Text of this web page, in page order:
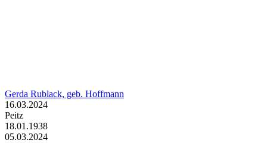
Gerda Rublack, geb. Hoffmann
16.03.2024
Peitz
18.01.1938
05.03.2024